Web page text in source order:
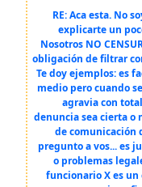
RE: Aca esta. No
explicarte un
Nosotros NO
obligación de filtrar
Te doy ejemplos: es
medio pero cuando
agravia con
denuncia sea cierta o
de comunicación
pregunto a vos... es
o problemas
funcionario X es un